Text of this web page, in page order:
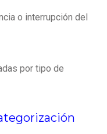
o interrupción del
por tipo de